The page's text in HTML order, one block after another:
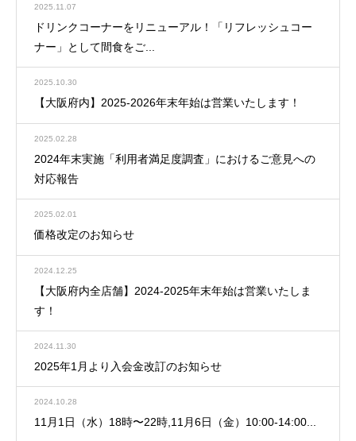
2025.11.07
ドリンクコーナーをリニューアル！「リフレッシュコー
ナー」として間食をご...
2025.10.30
【大阪府内】2025-2026年末年始は営業いたします！
2025.02.28
2024年末実施「利用者満足度調査」におけるご意見への
対応報告
2025.02.01
価格改定のお知らせ
2024.12.25
【大阪府内全店舗】2024-2025年末年始は営業いたしま
す！
2024.11.30
2025年1月より入会金改訂のお知らせ
2024.10.28
11月1日（水）18時〜22時,11月6日（金）10:00-14:00...